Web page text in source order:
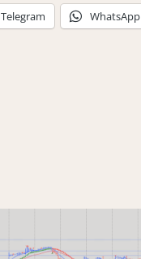
Telegram WhatsApp